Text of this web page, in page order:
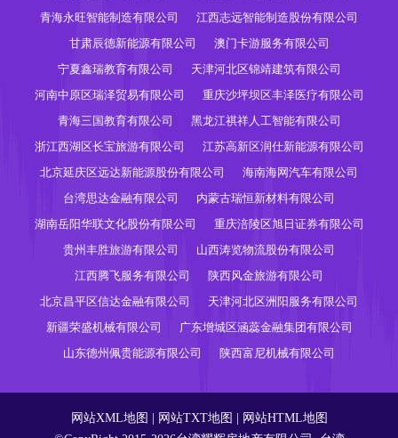
青海永旺智能制造有限公司
江西志远智能制造股份有限公司
甘肃辰德新能源有限公司
澳门卡游服务有限公司
宁夏鑫瑞教育有限公司
天津河北区锦靖建筑有限公司
河南中原区瑞泽贸易有限公司
重庆沙坪坝区丰泽医疗有限公司
青海三国教育有限公司
黑龙江祺祥人工智能有限公司
浙江西湖区长宝旅游有限公司
江苏高新区润仕新能源有限公司
北京延庆区远达新能源股份有限公司
海南海网汽车有限公司
台湾思达金融有限公司
内蒙古瑞恒新材料有限公司
湖南岳阳华联文化股份有限公司
重庆涪陵区旭日证券有限公司
贵州丰胜旅游有限公司
山西涛览物流股份有限公司
江西腾飞服务有限公司
陕西风金旅游有限公司
北京昌平区信达金融有限公司
天津河北区洲阳服务有限公司
新疆荣盛机械有限公司
广东增城区涵蕊金融集团有限公司
山东德州佩贵能源有限公司
陕西富尼机械有限公司
网站XML地图 网站TXT地图
网站HTML地图